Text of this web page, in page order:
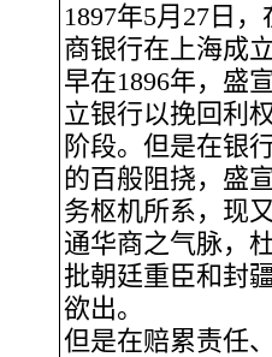
1897年5月27日
商银行在上海成
早在1896年，盛
立银行以挽回利
阶段。但是在银
的百般阻挠，盛
务枢机所系，现
通华商之气脉，
批朝廷重臣和封
欲出。
但是在赔累责任